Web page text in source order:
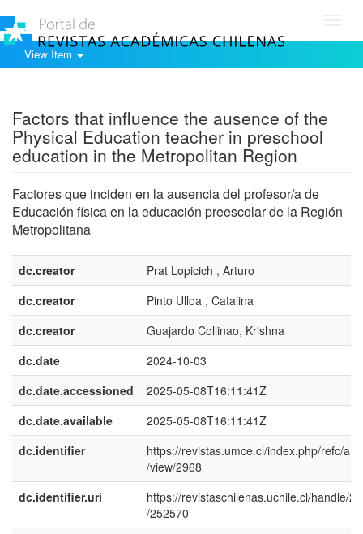
View Item
Factors that influence the ausence of the
Physical Education teacher in preschool
education in the Metropolitan Region
Factores que inciden en la ausencia del profesor/a de
Educación física en la educación preescolar de la Región
Metropolitana
dc.creator
Prat Lopicich , Arturo
dc.creator
Pinto Ulloa , Catalina
dc.creator
Guajardo Collinao, Krishna
dc.date
2024-10-03
dc.date.accessioned
2025-05-08T16:11:41Z
dc.date.available
2025-05-08T16:11:41Z
dc.identifier
https://revistas.umce.cl/index.php/refc/
/view/2968
dc.identifier.uri
https://revistaschilenas.uchile.cl/handle/
/252570